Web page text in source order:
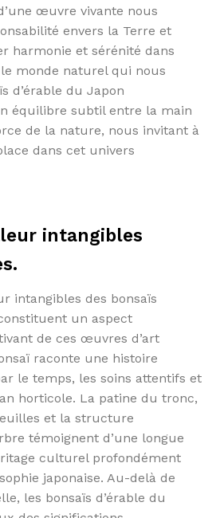
œuvre vivante nous
envers la Terre et
harmonie et sérénité dans
monde naturel qui nous
d’érable du Japon
équilibre subtil entre la main
de la nature, nous invitant à
dans cet univers
intangibles
intangibles des bonsaïs
un aspect
de ces œuvres d’art
raconte une histoire
le temps, les soins attentifs et
horticole. La patine du tronc,
et la structure
témoignent d’une longue
culturel profondément
japonaise. Au-delà de
les bonsaïs d’érable du